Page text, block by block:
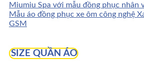
Miumiu Spa với mẫu đồng phục nhân
Mẫu áo đồng phục xe ôm công nghệ
GSM
SIZE QUẦN ÁO